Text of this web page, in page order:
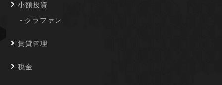
小額投資
クラファン
賃貸管理
税金